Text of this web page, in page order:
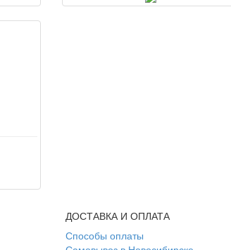
ДОСТАВКА И ОПЛАТА
Способы оплаты